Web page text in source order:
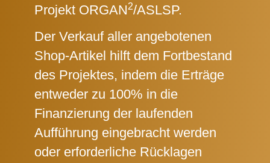
Projekt ORGAN2/ASLSP.
Der Verkauf aller angebotenen
Shop-Artikel hilft dem Fortbestand
des Projektes, indem die Erträge
entweder zu 100% in die
Finanzierung der laufenden
Aufführung eingebracht werden
oder erforderliche Rücklagen